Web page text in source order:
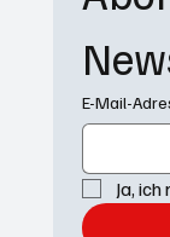
E-Mail-
Ja,